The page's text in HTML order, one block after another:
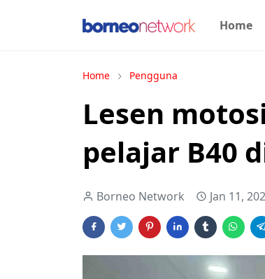
Home
Home Pengguna
Lesen
pelajar B40
Borneo Network Jan 11,